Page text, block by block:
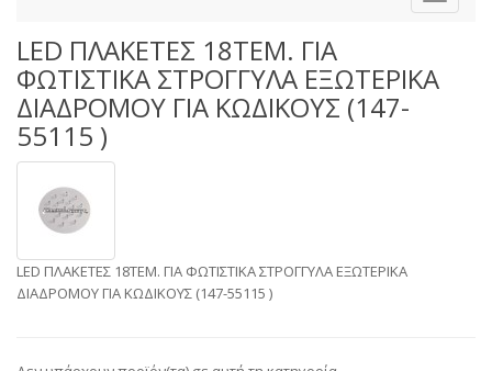
LED ΠΛΑΚΕΤΕΣ 18ΤΕΜ. ΓΙΑ
ΦΩΤΙΣΤΙΚΑ ΣΤΡΟΓΓΥΛΑ ΕΞΩΤΕΡΙΚΑ
ΔΙΑΔΡΟΜΟΥ ΓΙΑ ΚΩΔΙΚΟΥΣ (147-
55115 )
LED ΠΛΑΚΕΤΕΣ 18ΤΕΜ. ΓΙΑ ΦΩΤΙΣΤΙΚΑ ΣΤΡΟΓΓΥΛΑ ΕΞΩΤΕΡΙΚΑ
ΔΙΑΔΡΟΜΟΥ ΓΙΑ ΚΩΔΙΚΟΥΣ (147-55115 )